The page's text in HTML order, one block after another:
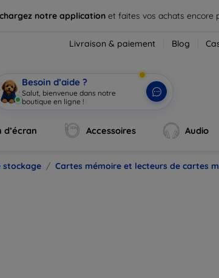
notre application et faites vos achats encore
Livraison & paiement Blog
Besoin d’aide ?
Salut, bienvenue dans notre
boutique en ligne !
Accessoires Audio
stockage Cartes mémoire et lecteurs de cartes